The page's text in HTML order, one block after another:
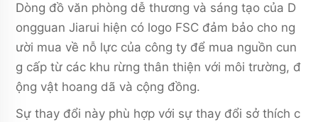
Dòng đồ văn phòng dễ thương và sáng tạo của D
ongguan Jiarui hiện có logo FSC đảm bảo cho ng
ười mua về nỗ lực của công ty để mua nguồn cun
g cấp từ các khu rừng thân thiện với môi trường, đ
ộng vật hoang dã và cộng đồng.
Sự thay đổi này phù hợp với sự thay đổi sở thích c